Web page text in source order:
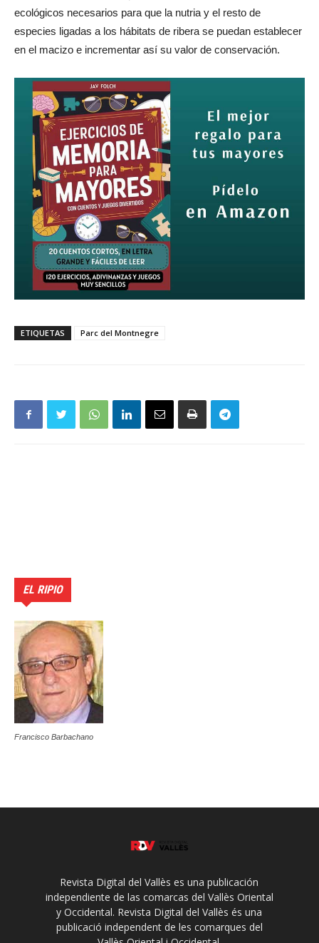
ecológicos necesarios para que la nutria y el resto de
especies ligadas a los hábitats de ribera se puedan establecer
en el macizo e incrementar así su valor de conservación.
ETIQUETAS Parc del Montnegre
EL RIPIO
Francisco Barbachano
Revista Digital del Vallès es una publicación
independiente de las comarcas del Vallès Oriental
y Occidental. Revista Digital del Vallès és una
publicació independent de les comarques del